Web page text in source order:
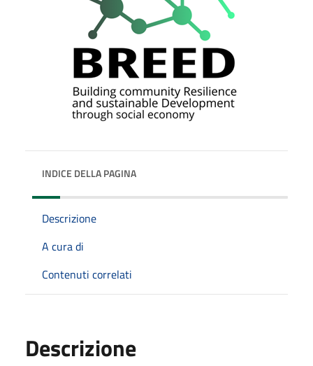
INDICE DELLA PAGINA
Descrizione
A cura di
Contenuti correlati
Descrizione